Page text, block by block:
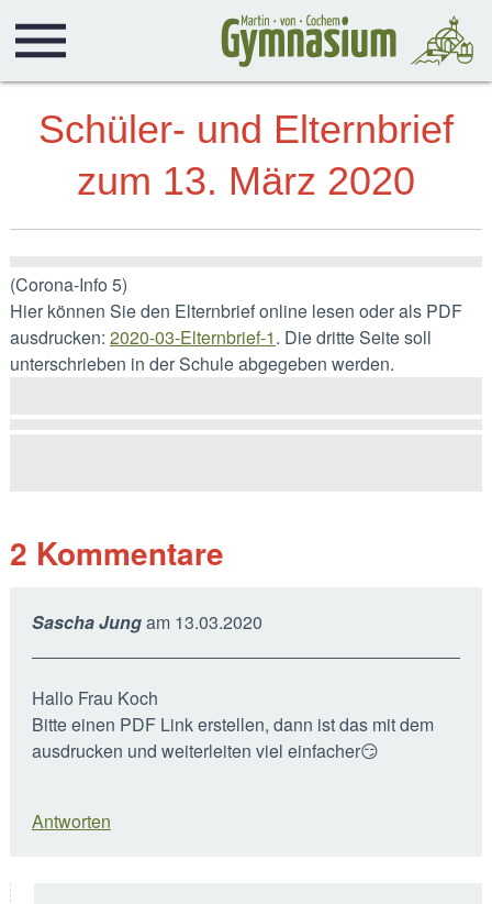
Schüler- und Elternbrief
zum 13. März 2020
(Corona-Info 5)
Hier können Sie den Elternbrief online lesen oder als PDF
ausdrucken: 2020-03-Elternbrief-1. Die dritte Seite soll
unterschrieben in der Schule abgegeben werden.
2 Kommentare
Sascha Jungam 13.03.2020
Hallo Frau Koch
Bitte einen PDF Link erstellen, dann ist das mit dem
ausdrucken und weiterleiten viel einfacher😏
Antworten